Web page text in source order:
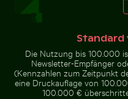
Traditionelles Langheckboot am
Strand
Prächtige Fassade des
Standard
Die Nutzung bis 100.000
Newsletter-Empfänger
(Kennzahlen zum Zeitpunkt
eine Druckauflage von
100.000 €